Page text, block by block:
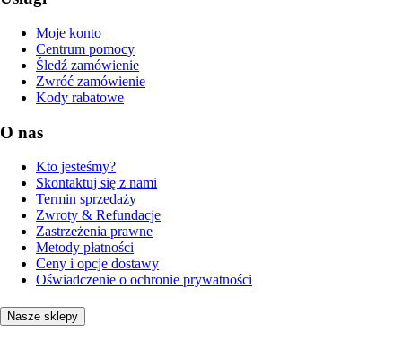
Moje konto
Centrum pomocy
Śledź zamówienie
Zwróć zamówienie
Kody rabatowe
O nas
Kto jesteśmy?
Skontaktuj się z nami
Termin sprzedaży
Zwroty & Refundacje
Zastrzeżenia prawne
Metody płatności
Ceny i opcje dostawy
Oświadczenie o ochronie prywatności
Nasze sklepy